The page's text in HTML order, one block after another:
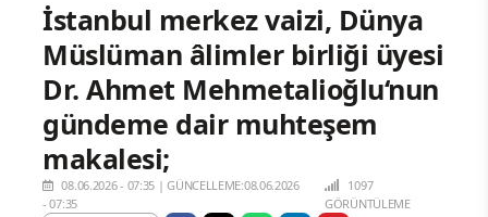
İstanbul merkez vaizi, Dünya
Müslüman âlimler birliği üyesi
Dr. Ahmet Mehmetalioğlu‘nun
gündeme dair muhteşem
makalesi;
08.06.2026 - 07:35 |GÜNCELLEME:08.06.2026
- 07:35
1097
GÖRÜNTÜLEME